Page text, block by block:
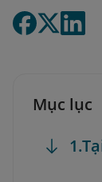
Mục lục